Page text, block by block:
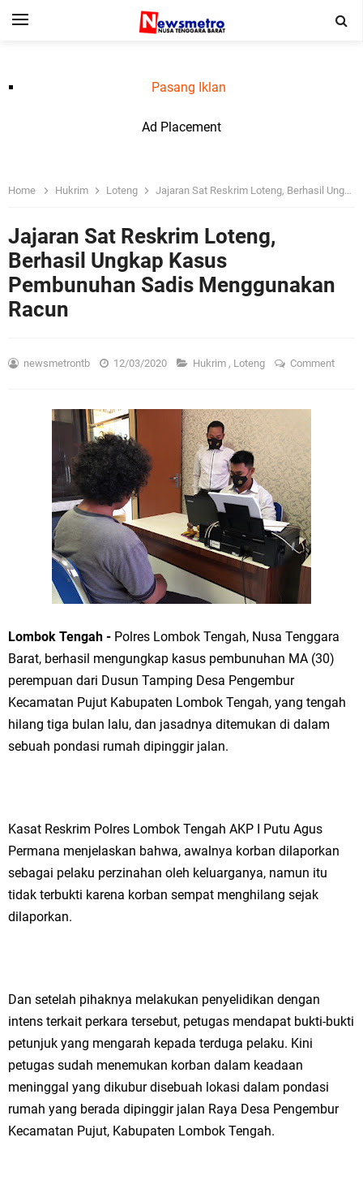
Pasang Iklan
Ad Placement
Home Hukrim Loteng Jajaran Sat Reskrim Loteng, Berhasil Ungkap Kasus Pembunuhan Sadis Menggunakan Racun
Jajaran Sat Reskrim Loteng,
Berhasil Ungkap Kasus
Pembunuhan Sadis Menggunakan
Racun
newsmetrontb 12/03/2020 Hukrim , Loteng Comment
Lombok Tengah - Polres Lombok Tengah, Nusa Tenggara
Barat, berhasil mengungkap kasus pembunuhan MA (30)
perempuan dari Dusun Tamping Desa Pengembur
Kecamatan Pujut Kabupaten Lombok Tengah, yang tengah
hilang tiga bulan lalu, dan jasadnya ditemukan di dalam
sebuah pondasi rumah dipinggir jalan.
Kasat Reskrim Polres Lombok Tengah AKP I Putu Agus
Permana menjelaskan bahwa, awalnya korban dilaporkan
sebagai pelaku perzinahan oleh keluarganya, namun itu
tidak terbukti karena korban sempat menghilang sejak
dilaporkan.
Dan setelah pihaknya melakukan penyelidikan dengan
intens terkait perkara tersebut, petugas mendapat bukti-bukti
petunjuk yang mengarah kepada terduga pelaku. Kini
petugas sudah menemukan korban dalam keadaan
meninggal yang dikubur disebuah lokasi dalam pondasi
rumah yang berada dipinggir jalan Raya Desa Pengembur
Kecamatan Pujut, Kabupaten Lombok Tengah.